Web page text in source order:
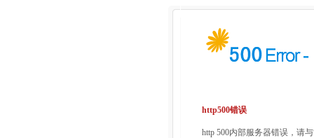
http500错误
http 500内部服务器错误，请